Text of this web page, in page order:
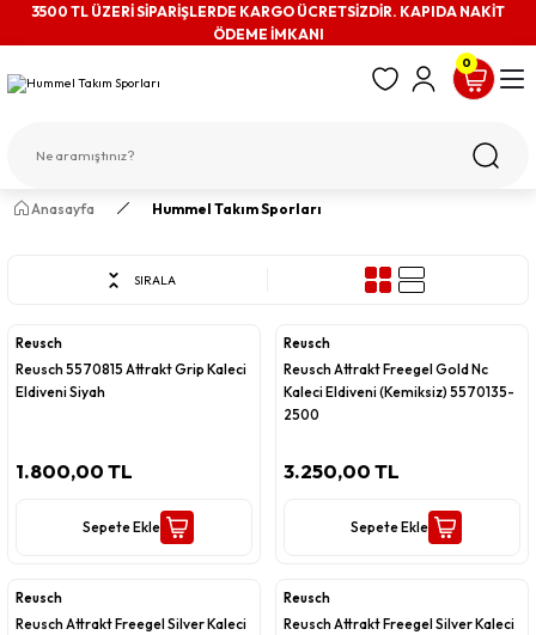
3500 TL ÜZERİ SİPARİŞLERDE KARGO ÜCRETSİZDİR. KAPIDA NAKİT
ÖDEME İMKANI
0
Anasayfa Hummel Takım Sporları
SIRALA
Reusch
Reusch 5570815 Attrakt Grip Kaleci
Eldiveni Siyah
1.800,00 TL
Sepete Ekle
Reusch
Reusch Attrakt Freegel Gold Nc
Kaleci Eldiveni (Kemiksiz) 5570135-
2500
3.250,00 TL
Sepete Ekle
Reusch
Reusch Attrakt Freegel Silver Kaleci
Reusch
Reusch Attrakt Freegel Silver Kaleci